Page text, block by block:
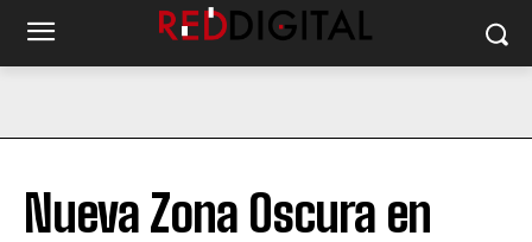
Nueva Zona Oscura en